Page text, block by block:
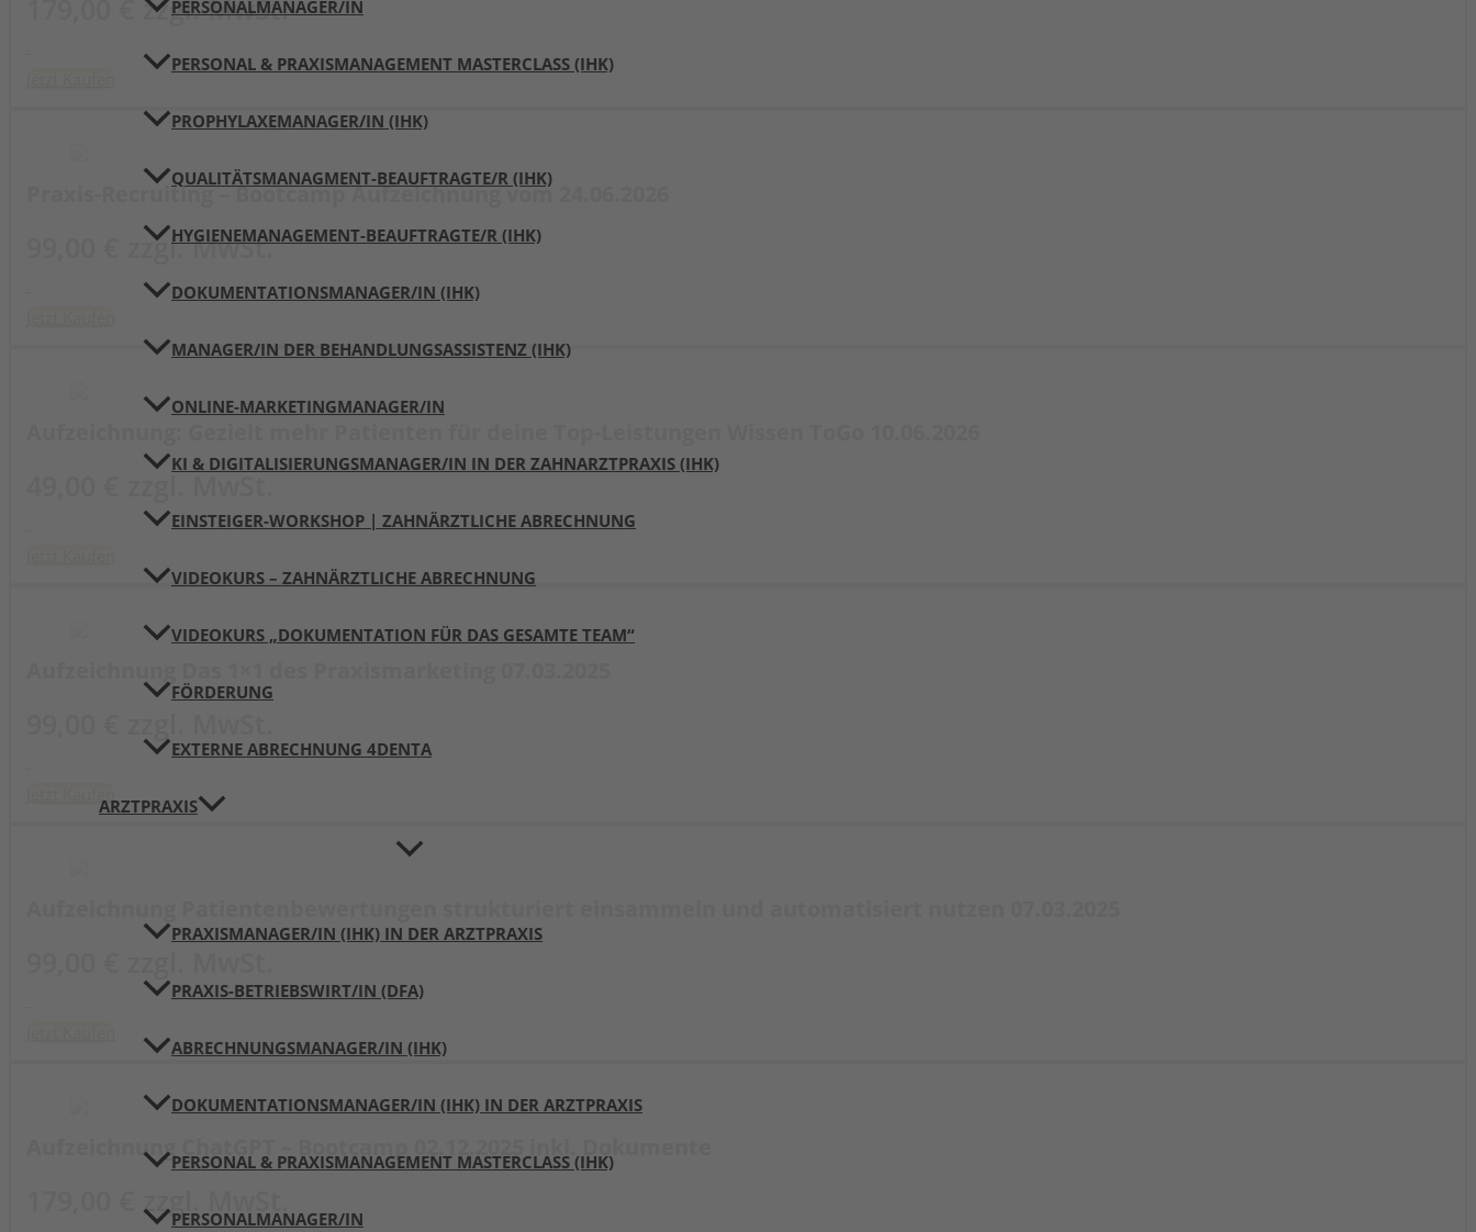
PERSONALMANAGER/IN
PERSONAL & PRAXISMANAGEMENT MASTERCLASS (IHK)
PROPHYLAXEMANAGER/IN (IHK)
QUALITÄTSMANAGMENT-BEAUFTRAGTE/R (IHK)​
HYGIENEMANAGEMENT-BEAUFTRAGTE/R (IHK)
DOKUMENTATIONSMANAGER/IN (IHK)
MANAGER/IN DER BEHANDLUNGSASSISTENZ (IHK)
ONLINE-MARKETINGMANAGER/IN
KI & DIGITALISIERUNGSMANAGER/IN IN DER ZAHNARZTPRAXIS (IHK)
EINSTEIGER-WORKSHOP | ZAHNÄRZTLICHE ABRECHNUNG
VIDEOKURS – ZAHNÄRZTLICHE ABRECHNUNG
VIDEOKURS „DOKUMENTATION FÜR DAS GESAMTE TEAM“
FÖRDERUNG
EXTERNE ABRECHNUNG 4DENTA
ARZTPRAXIS
PRAXISMANAGER/IN (IHK) IN DER ARZTPRAXIS
PRAXIS-BETRIEBSWIRT/IN (DFA)
ABRECHNUNGSMANAGER/IN (IHK)
DOKUMENTATIONSMANAGER/IN (IHK) IN DER ARZTPRAXIS
PERSONAL & PRAXISMANAGEMENT MASTERCLASS (IHK)
PERSONALMANAGER/IN
179,00 € zzgl. MwSt.
Praxis-Recruiting – Bootcamp Aufzeichnung vom 24.06.2026
99,00 € zzgl. MwSt.
Aufzeichnung ChatGPT – Bootcamp 02.12.2025 inkl. Dokumente
179,00 € zzgl. MwSt.